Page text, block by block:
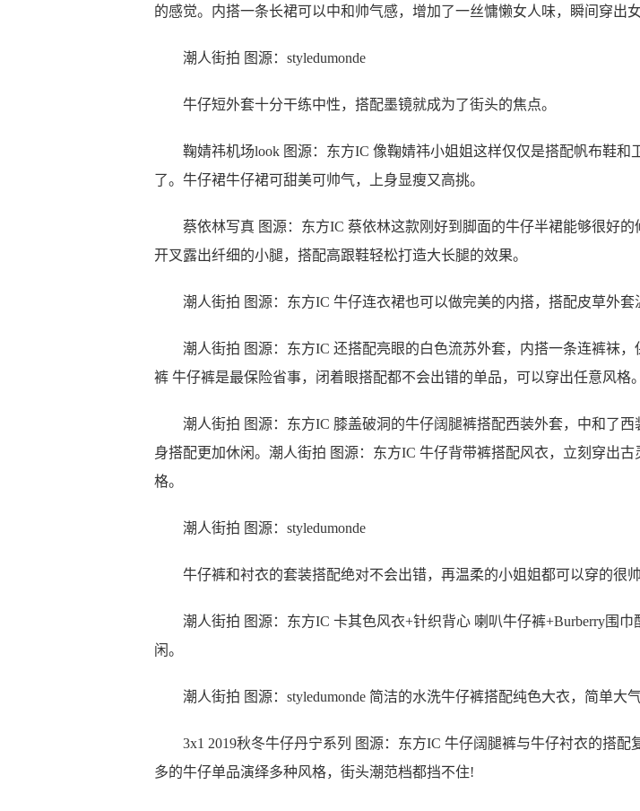
的感觉。内搭一条长裙可以中和帅气感，增加了一丝慵懒女人味，瞬间穿出女
潮人街拍 图源：styledumonde
牛仔短外套十分干练中性，搭配墨镜就成为了街头的焦点。
鞠婧祎机场look 图源：东方IC 像鞠婧祎小姐姐这样仅仅是搭配帆布鞋和
了。牛仔裙牛仔裙可甜美可帅气，上身显瘦又高挑。
蔡依林写真 图源：东方IC 蔡依林这款刚好到脚面的牛仔半裙能够很好的
开叉露出纤细的小腿，搭配高跟鞋轻松打造大长腿的效果。
潮人街拍 图源：东方IC 牛仔连衣裙也可以做完美的内搭，搭配皮草外套
潮人街拍 图源：东方IC 还搭配亮眼的白色流苏外套，内搭一条连裤袜，
裤 牛仔裤是最保险省事，闭着眼搭配都不会出错的单品，可以穿出任意风格。
潮人街拍 图源：东方IC 膝盖破洞的牛仔阔腿裤搭配西装外套，中和了西
身搭配更加休闲。潮人街拍 图源：东方IC 牛仔背带裤搭配风衣，立刻穿出古
格。
潮人街拍 图源：styledumonde
牛仔裤和衬衣的套装搭配绝对不会出错，再温柔的小姐姐都可以穿的很帅
潮人街拍 图源：东方IC 卡其色风衣+针织背心 喇叭牛仔裤+Burberry围巾
闲。
潮人街拍 图源：styledumonde 简洁的水洗牛仔裤搭配纯色大衣，简单大气
3x1 2019秋冬牛仔丹宁系列 图源：东方IC 牛仔阔腿裤与牛仔衬衣的搭配
多的牛仔单品演绎多种风格，街头潮范档都挡不住!